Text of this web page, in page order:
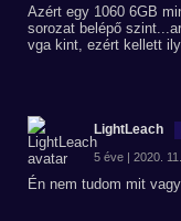
Azért egy 1060 6GB
sorozat belépő
vga kint, ezért kellett
LightLeach
5 éve | 2020.
Én nem tudom mit